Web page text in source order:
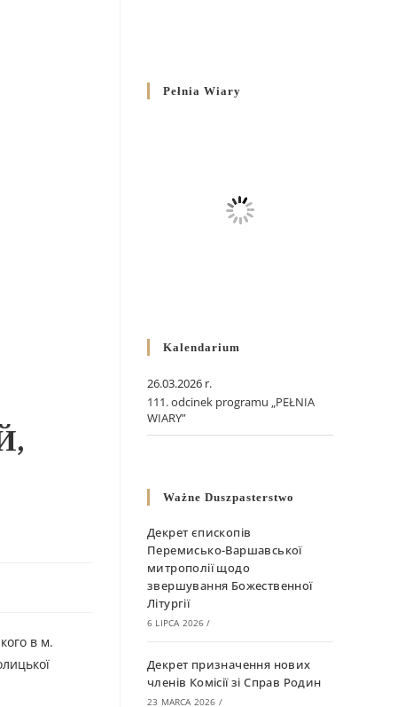
в м.
Pełnia Wiary
Kalendarium
26.03.2026 r.
111. odcinek programu „PEŁNIA
WIARY”
Ważne Duszpasterstwo
Декрет єпископів
Перемисько-Варшавської
митрополії щодо
звершування Божественної
Літургії
6 LIPCA 2026 /
Декрет призначення нових
членів Комісії зі Справ Родин
23 MARCA 2026 /